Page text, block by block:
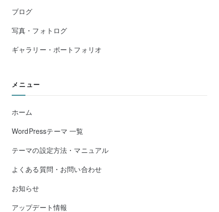
ブログ
写真・フォトログ
ギャラリー・ポートフォリオ
メニュー
ホーム
WordPressテーマ 一覧
テーマの設定方法・マニュアル
よくある質問・お問い合わせ
お知らせ
アップデート情報